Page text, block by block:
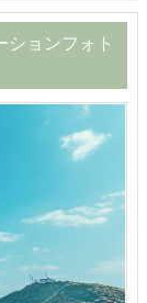
ションフォト